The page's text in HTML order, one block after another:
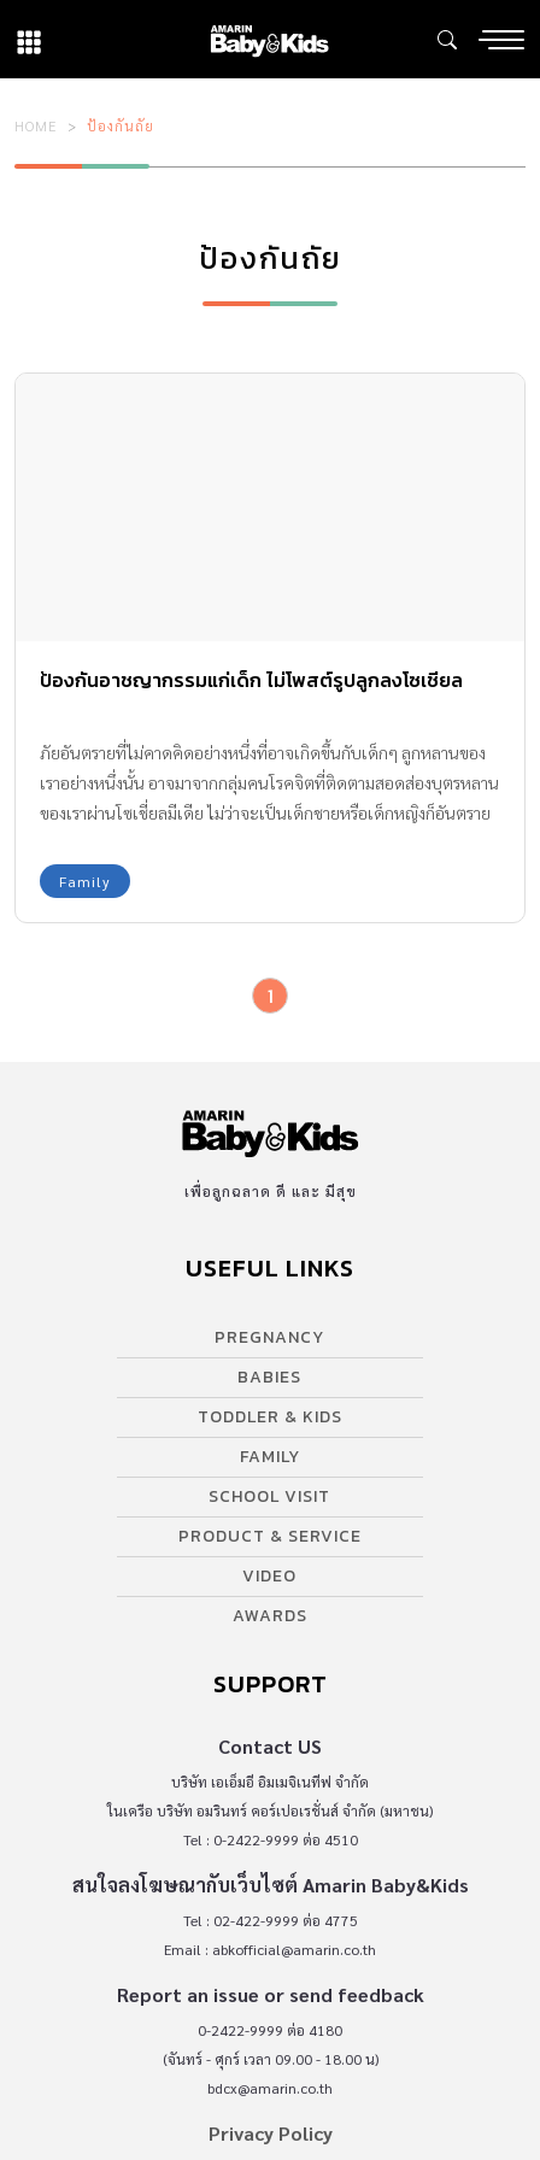
HOME ป้องกันถัย
ป้องกันถัย
ป้องกันอาชญากรรมแก่เด็ก ไม่โพสต์รูปลูกลงโซเชียล
ภัยอันตรายที่ไม่คาดคิดอย่างหนึ่งที่อาจเกิดขึ้นกับเด็กๆ ลูกหลานของ
เราอย่างหนึ่งนั้น อาจมาจากกลุ่มคนโรคจิตที่ติดตามสอดส่องบุตรหลาน
ของเราผ่านโซเชี่ยลมีเดีย ไม่ว่าจะเป็นเด็กชายหรือเด็กหญิงก็อันตราย
Family
1
เพื่อลูกฉลาด ดี และ มีสุข
USEFUL LINKS
PREGNANCY
BABIES
TODDLER & KIDS
FAMILY
SCHOOL VISIT
PRODUCT & SERVICE
VIDEO
AWARDS
SUPPORT
Contact US
บริษัท เอเอ็มอี อิมเมจิเนทีฟ จำกัด
ในเครือ บริษัท อมรินทร์ คอร์เปอเรชั่นส์ จำกัด (มหาชน)
Tel : 0-2422-9999 ต่อ 4510
สนใจลงโฆษณากับเว็บไซต์ Amarin Baby&Kids
Tel : 02-422-9999 ต่อ 4775
Email : abkofficial@amarin.co.th
Report an issue or send feedback
0-2422-9999 ต่อ 4180
(จันทร์ - ศุกร์ เวลา 09.00 - 18.00 น)
bdcx@amarin.co.th
Privacy Policy